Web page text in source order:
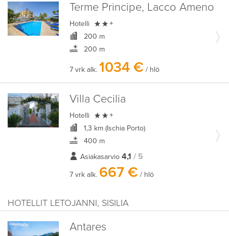
Terme Principe, Lacco Ameno
Hotelli  +
200 m
200 m
7 vrk alk. 1034 € / hlö
Villa Cecilia
Hotelli  +
1,3 km (Ischia Porto)
400 m
Asiakasarvio 4,1 / 5
7 vrk alk. 667 € / hlö
HOTELLIT LETOJANNI, SISILIA
Antares